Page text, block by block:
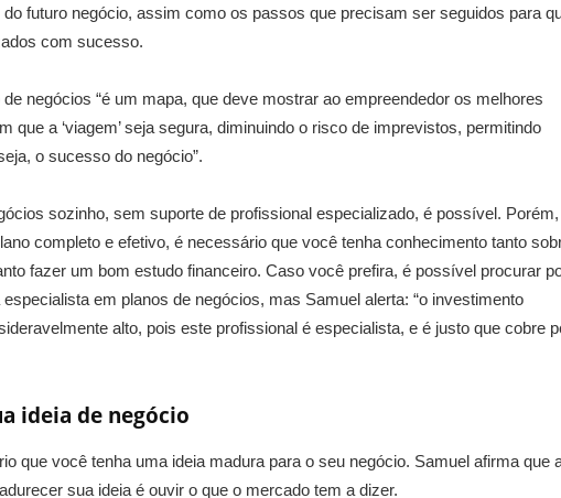
futuro negócio, assim como os passos que precisam ser seguidos para
com sucesso.
negócios “é um mapa, que deve mostrar ao empreendedor os melhores
que a ‘viagem’ seja segura, diminuindo o risco de imprevistos, permitindo
o sucesso do negócio”.
sozinho, sem suporte de profissional especializado, é possível. Porém,
completo e efetivo, é necessário que você tenha conhecimento tanto
fazer um bom estudo financeiro. Caso você prefira, é possível procurar
em planos de negócios, mas Samuel alerta: “o investimento
alto, pois este profissional é especialista, e é justo que cobre
ideia de negócio
que você tenha uma ideia madura para o seu negócio. Samuel afirma que
sua ideia é ouvir o que o mercado tem a dizer.